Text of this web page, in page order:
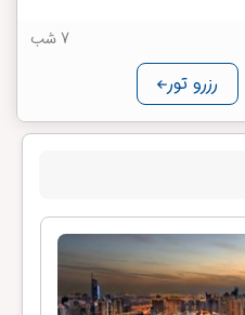
7 شب
رزرو تور